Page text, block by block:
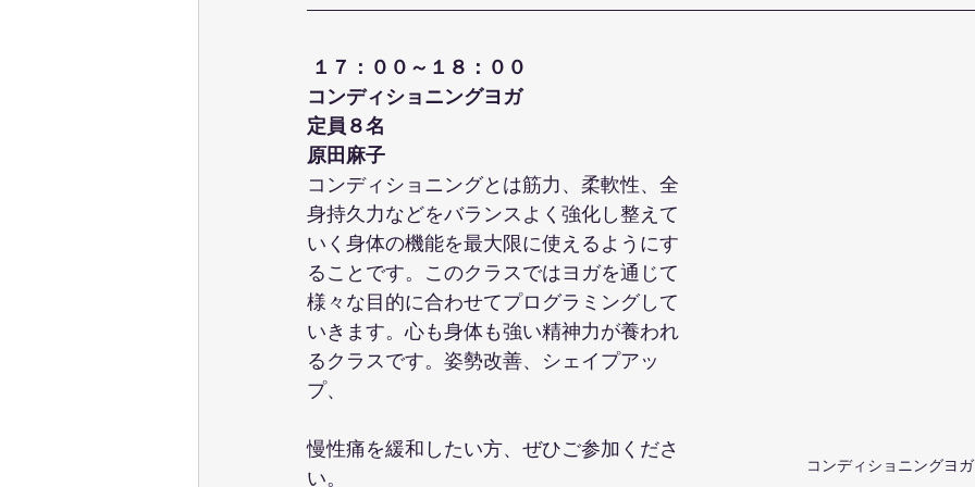
コンディショニングヨ
１７：００～１８：００
コンディショニングヨガ
定員８名
原田麻子
コンディショニングとは筋力、柔軟性、全
身持久力などをバランスよく強化し整えて
いく身体の機能を最大限に使えるようにす
ることです。このクラスではヨガを通じて
様々な目的に合わせてプログラミングして
いきます。心も身体も強い精神力が養われ
るクラスです。姿勢改善、シェイプアッ
プ、
慢性痛を緩和したい方、ぜひご参加くださ
い。